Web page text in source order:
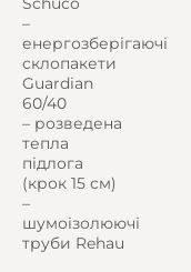
–
енергозберігаючі
склопакети
Guardian
60/40
– розведена
тепла
підлога
(крок 15 см)
–
шумоізолюючі
труби Rehau